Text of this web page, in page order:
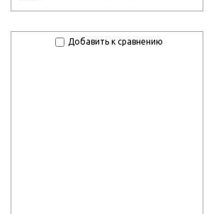
Добавить к сравнению